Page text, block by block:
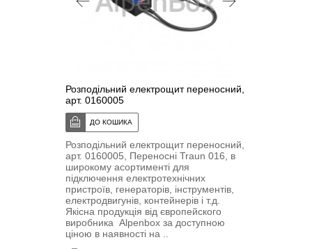
Розподільний електрощит переносний,
арт. 0160005
Розподільний електрощит переносний,
арт. 0160005, Переносні Traun 016, в
широкому асортименті для
підключення електротехнічних
пристроїв, генераторів, інструментів,
електродвигунів, контейнерів і т.д.
Якісна продукція від європейского
виробника Alpenbox за доступною
ціною в наявності на ..